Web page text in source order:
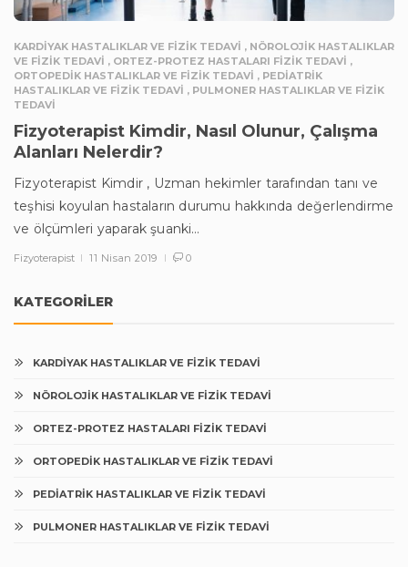
KARDIYAK HASTALIKLAR VE FIZIK TEDAVI , NÖROLOJIK HASTALIKLAR
VE FIZIK TEDAVI , ORTEZ-PROTEZ HASTALARI FIZIK TEDAVI ,
ORTOPEDIK HASTALIKLAR VE FIZIK TEDAVI , PEDIATRIK
HASTALIKLAR VE FIZIK TEDAVI , PULMONER HASTALIKLAR VE FIZIK
TEDAVI
Fizyoterapist Kimdir, Nasıl Olunur, Çalışma
Alanları Nelerdir?
Fizyoterapist Kimdir , Uzman hekimler tarafından tanı ve
teşhisi koyulan hastaların durumu hakkında değerlendirme
ve ölçümleri yaparak şuanki…
Fizyoterapist 11 Nisan 2019 0
KATEGORILER
KARDIYAK HASTALIKLAR VE FIZIK TEDAVI
NÖROLOJIK HASTALIKLAR VE FIZIK TEDAVI
ORTEZ-PROTEZ HASTALARI FIZIK TEDAVI
ORTOPEDIK HASTALIKLAR VE FIZIK TEDAVI
PEDIATRIK HASTALIKLAR VE FIZIK TEDAVI
PULMONER HASTALIKLAR VE FIZIK TEDAVI